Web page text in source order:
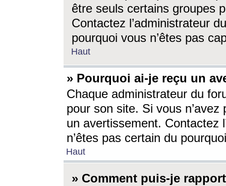
être seuls certains groupes
Contactez l’administrateur
pourquoi vous n’êtes pas
Haut
» Pourquoi ai-je reçu un
Chaque administrateur du
pour son site. Si vous
un avertissement. Contactez
n’êtes pas certain du
Haut
» Comment puis-je